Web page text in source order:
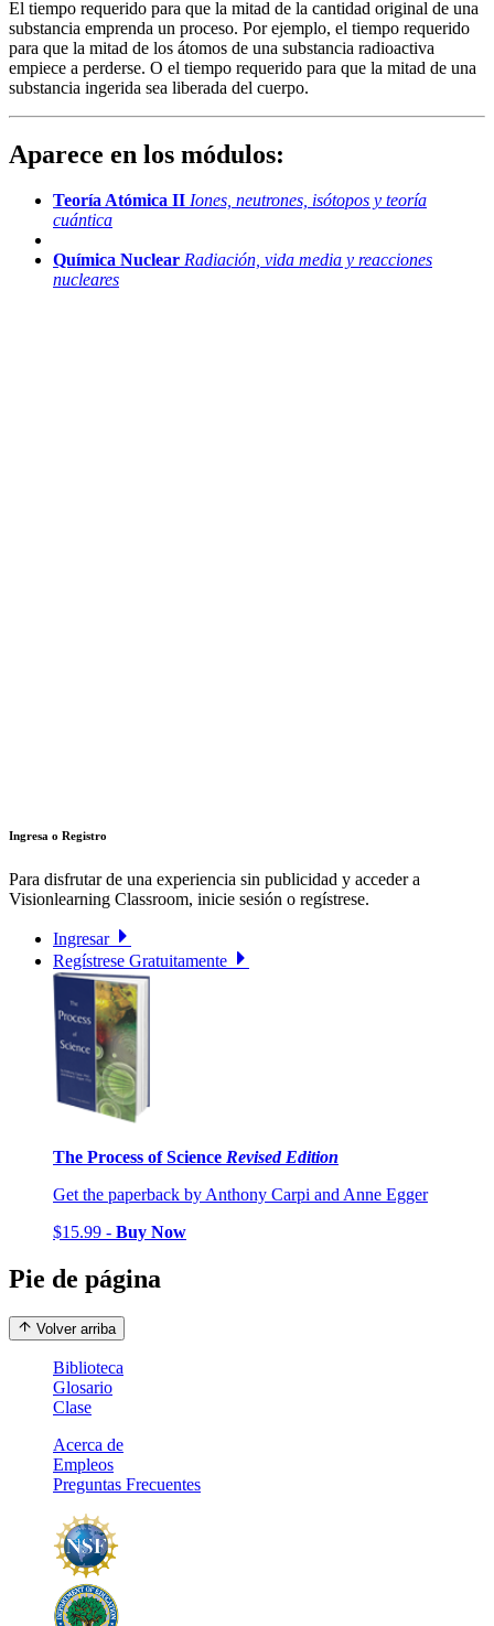
El tiempo requerido para que la mitad de la cantidad original de una
substancia emprenda un proceso. Por ejemplo, el tiempo requerido
para que la mitad de los átomos de una substancia radioactiva
empiece a perderse. O el tiempo requerido para que la mitad de una
substancia ingerida sea liberada del cuerpo.
Aparece en los módulos:
Teoría Atómica II Iones, neutrones, isótopos y teoría
cuántica
Química Nuclear Radiación, vida media y reacciones
nucleares
Ingresa o Registro
Para disfrutar de una experiencia sin publicidad y acceder a
Visionlearning Classroom, inicie sesión o regístrese.
Ingresar
Regístrese Gratuitamente
The Process of Science Revised Edition
Get the paperback by Anthony Carpi and Anne Egger
$15.99 - Buy Now
Pie de página
Volver arriba
Biblioteca
Glosario
Clase
Acerca de
Empleos
Preguntas Frecuentes